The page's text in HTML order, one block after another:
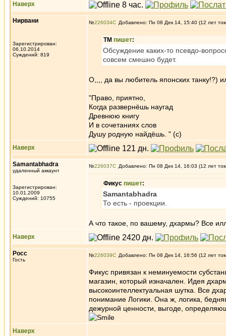
Наверх
Нирвани
Зарегистрирован:
06.10.2014
Суждений: 819
№226034 Добавлено: Пн 08 Дек 14, 15:40 (12 лет
ТМ пишет:
Обсуждение каких-то псевдо-
совсем смешно будет.
О,,,, да вы любитель японских танку!?)
"Право, приятно,
Когда развернёшь наугад
Древнюю книгу
И в сочетаниях слов
Душу родную найдёшь. " (с)
Наверх
Samantabhadra
удаленный аккаунт
Зарегистрирован:
10.01.2009
Суждений: 10755
№226037 Добавлено: Пн 08 Дек 14, 16:03 (12 лет
Фикус пишет:
Samantabhadra
То есть - проекции.
А что такое, по вашему, дхармы? Все
Наверх
Росс
Гость
№226039 Добавлено: Пн 08 Дек 14, 16:56 (12 лет
Фикус привязан к неминуемости
магазин, который изначален. Идея
высокоинтеллектуальная шутка. Все
понимание Логики. Она ж, логика,
дежурной ценности, выгоде,
Наверх